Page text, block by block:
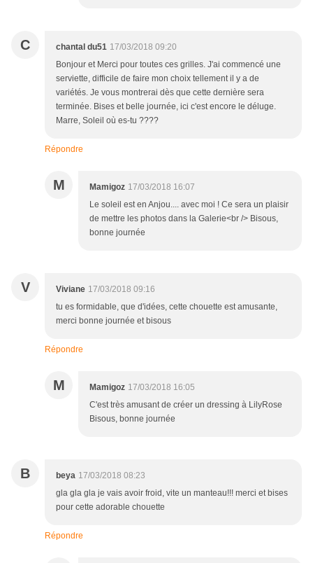
C chantal du51 17/03/2018 09:20
Bonjour et Merci pour toutes ces grilles. J'ai commencé une
serviette, difficile de faire mon choix tellement il y a de
variétés. Je vous montrerai dès que cette dernière sera
terminée. Bises et belle journée, ici c'est encore le déluge.
Marre, Soleil où es-tu ????
Répondre
M Mamigoz 17/03/2018 16:07
Le soleil est en Anjou.... avec moi ! Ce sera un plaisir
de mettre les photos dans la Galerie<br /> Bisous,
bonne journée
V Viviane 17/03/2018 09:16
tu es formidable, que d'idées, cette chouette est amusante,
merci bonne journée et bisous
Répondre
M Mamigoz 17/03/2018 16:05
C'est très amusant de créer un dressing à LilyRose
Bisous, bonne journée
B beya 17/03/2018 08:23
gla gla gla je vais avoir froid, vite un manteau!!! merci et bises
pour cette adorable chouette
Répondre